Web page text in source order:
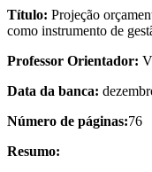
Título: Projeção
como instrumento de
Professor Orientador:
Data da banca:
Número de páginas:76
Resumo: